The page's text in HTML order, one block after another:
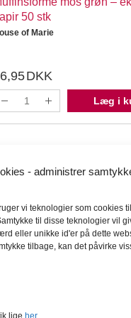
- administrer
vi teknologier som cookies
til disse teknologier vil
eller unikke id'er på dette
tilbage, kan det påvirke
lige her
50 stk
of Marie
DKK
Læg i